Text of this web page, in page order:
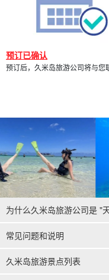
预订已确认
预订后，久米岛旅游公司将与您
为什么久米岛旅游公司是 "
常见问题和说明
久米岛旅游景点列表